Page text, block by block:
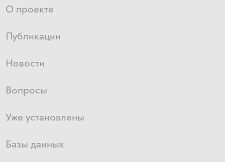
О проекте
Публикации
Новости
Вопросы
Уже установлены
Базы данных